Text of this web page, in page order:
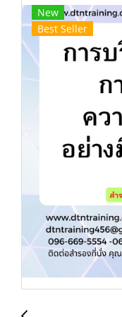
New
Best Seller